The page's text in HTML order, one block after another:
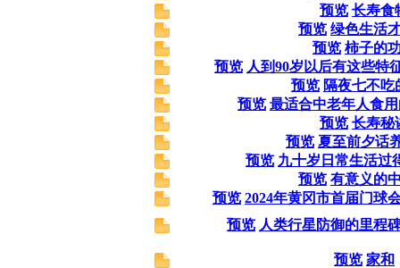
预览 长寿食
预览 绿色生活
预览 柿子的
预览 人到90岁以后有这些特
预览 隔夜七不吃
预览 最适合中老年人食
预览 长寿秘
预览 夏至前夕话
预览 九十岁日常生活过
预览 有意义的
预览 2024年黄冈市首届门球
预览 人类行星防御的里程
预览 家和